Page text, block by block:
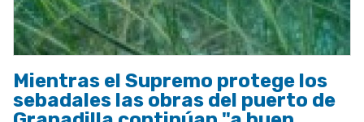
Mientras el Supremo protege los
sebadales las obras del puerto de